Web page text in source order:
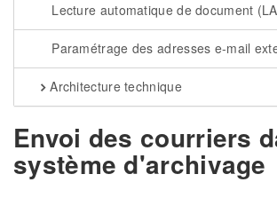
Lecture automatique de document
Paramétrage des adresses e-mail
Architecture technique
Envoi des courriers
système d'archivage